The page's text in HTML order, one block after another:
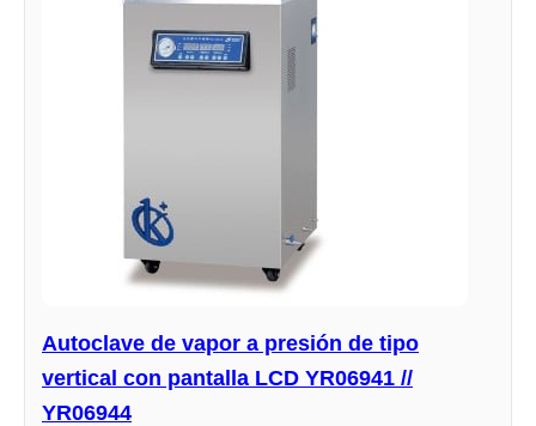
Autoclave de vapor a presión de tipo
vertical con pantalla LCD YR06941 //
YR06944